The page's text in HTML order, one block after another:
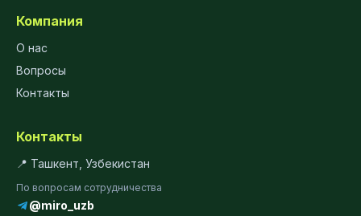
Компания
О нас
Вопросы
Контакты
Контакты
📍 Ташкент, Узбекистан
По вопросам сотрудничества
@miro_uzb